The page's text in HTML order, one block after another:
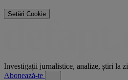
Setări Cookie
Investigații jurnalistice, analize, știri la zi
Abonează-te